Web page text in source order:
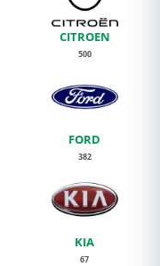
CITROEN
500
FORD
382
KIA
67